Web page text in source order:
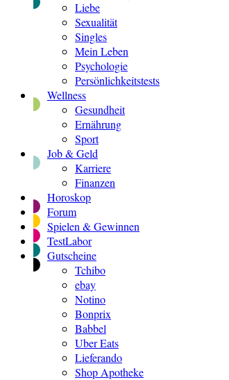
Liebe
Sexualität
Singles
Mein Leben
Psychologie
Persönlichkeitstests
Wellness
Gesundheit
Ernährung
Sport
Job & Geld
Karriere
Finanzen
Horoskop
Forum
Spielen & Gewinnen
TestLabor
Gutscheine
Tchibo
ebay
Notino
Bonprix
Babbel
Uber Eats
Lieferando
Shop Apotheke